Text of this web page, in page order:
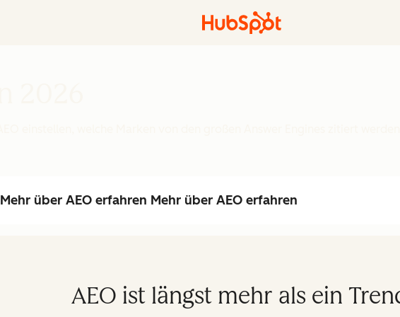
Mehr über AEO erfahren Mehr über AEO erfahren
AEO ist längst mehr als ein